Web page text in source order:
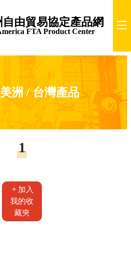
自由貿易協定產品網
FTA Product Center
洲 / 台灣產品
1
加入
我的收
藏夾